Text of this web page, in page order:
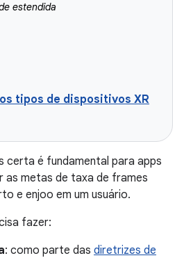
estendida
tipos de dispositivos XR
certa é fundamental para apps
as metas de taxa de frames
e enjoo em um usuário.
fazer:
: como parte das diretrizes de